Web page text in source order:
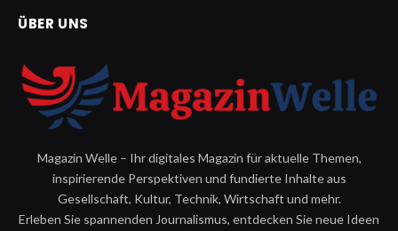
ÜBER UNS
Magazin Welle – Ihr digitales Magazin für aktuelle Themen,
inspirierende Perspektiven und fundierte Inhalte aus
Gesellschaft, Kultur, Technik, Wirtschaft und mehr.
Erleben Sie spannenden Journalismus, entdecken Sie neue Ideen